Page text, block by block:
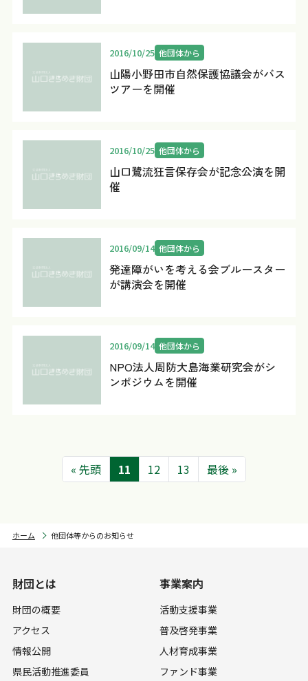
山陽小野田市自然保護協議会がバス
ツアーを開催
2016/10/25 他団体から
山口鷺流狂言保存会が記念公演を開
催
2016/10/25 他団体から
発達障がいを考える会ブルースター
が講演会を開催
2016/09/14 他団体から
NPO法人周防大島海業研究会がシ
ンポジウムを開催
2016/09/14 他団体から
« 先頭 11 12 13 最後 »
ホーム 他団体等からのお知らせ
財団とは
財団の概要
アクセス
情報公開
県民活動推進委員
事業案内
活動支援事業
普及啓発事業
人材育成事業
ファンド事業